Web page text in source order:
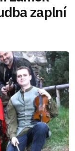
zaplní